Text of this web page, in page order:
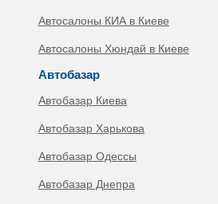
Автосалоны КИА в Киеве
Автосалоны Хюндай в Киеве
Автобазар
Автобазар Киева
Автобазар Харькова
Автобазар Одессы
Автобазар Днепра